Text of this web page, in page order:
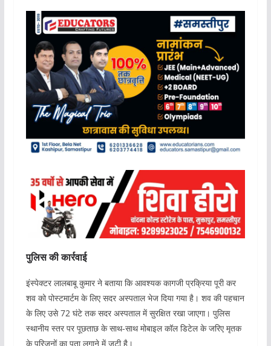
पुलिस की कार्रवाई
इंस्पेक्टर लालबाबू कुमार ने बताया कि आवश्यक कागजी प्रक्रिया पूरी कर
शव को पोस्टमार्टम के लिए सदर अस्पताल भेज दिया गया है। शव की पहचान
के लिए उसे 72 घंटे तक सदर अस्पताल में सुरक्षित रखा जाएगा। पुलिस
स्थानीय स्तर पर पूछताछ के साथ-साथ मोबाइल कॉल डिटेल के जरिए मृतक
के परिजनों का पता लगाने में जुटी है।